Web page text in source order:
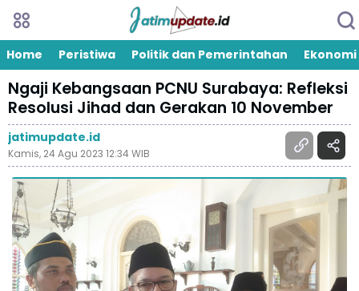
Home Peristiwa Politik dan Pemerintahan Ekonomi
Ngaji Kebangsaan PCNU Surabaya: Refleksi
Resolusi Jihad dan Gerakan 10 November
jatimupdate.id
Kamis, 24 Agu 2023 12:34 WIB